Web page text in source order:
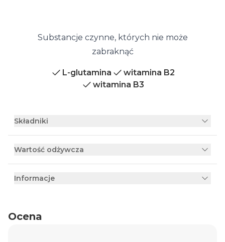
Substancje czynne, których nie może
zabraknąć
L-glutamina
witamina B2
witamina B3
Składniki
Wartość odżywcza
Informacje
Ocena